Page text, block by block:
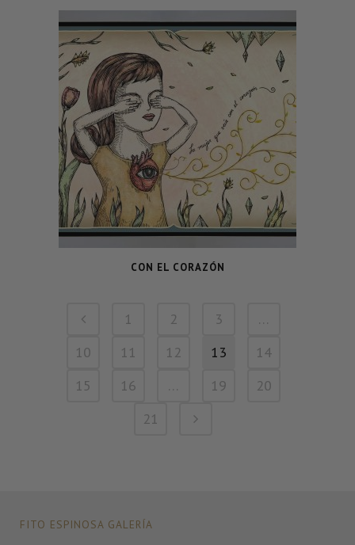
CON EL CORAZÓN
1 2 3
…
10
11 12 13
14
15
16 … 19
20
21
FITO ESPINOSA GALERÍA